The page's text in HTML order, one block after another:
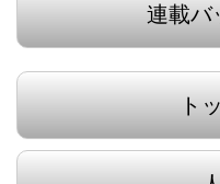
連載バ
ト